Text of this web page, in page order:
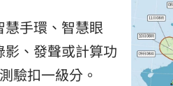
手環、智慧眼
、發聲或計算功
驗扣一級分。